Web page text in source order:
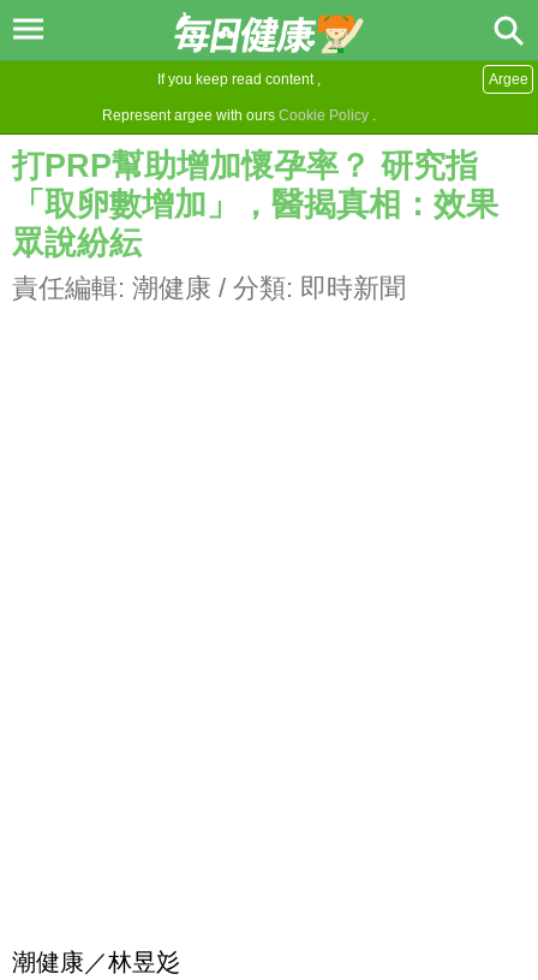
If you keep read content ,
Represent argee with ours Cookie Policy .
Argee
打PRP幫助增加懷孕率？ 研究指
「取卵數增加」，醫揭真相：效果
眾說紛紜
責任編輯: 潮健康 / 分類: 即時新聞
潮健康／林昱彣